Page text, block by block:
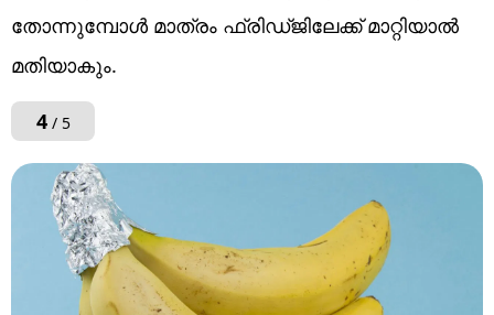
തോന്നുമ്പോൾ മാത്രം ഫ്രിഡ്ജിലേക്ക് മാറ്റിയാൽ
മതിയാകും.
4/ 5